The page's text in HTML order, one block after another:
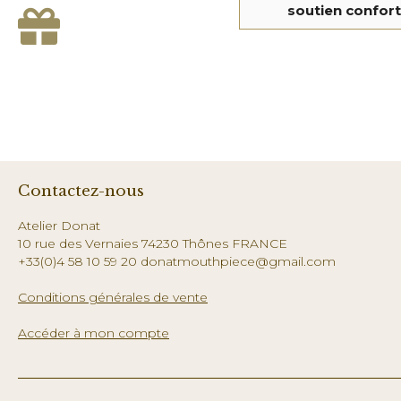
soutien
Contactez-nous
Atelier Donat
10 rue des Vernaies 74230 Thônes FRANCE
+33(0)4 58 10 59 20 donatmouthpiece@gmail.com
Conditions générales de vente
Accéder à mon compte